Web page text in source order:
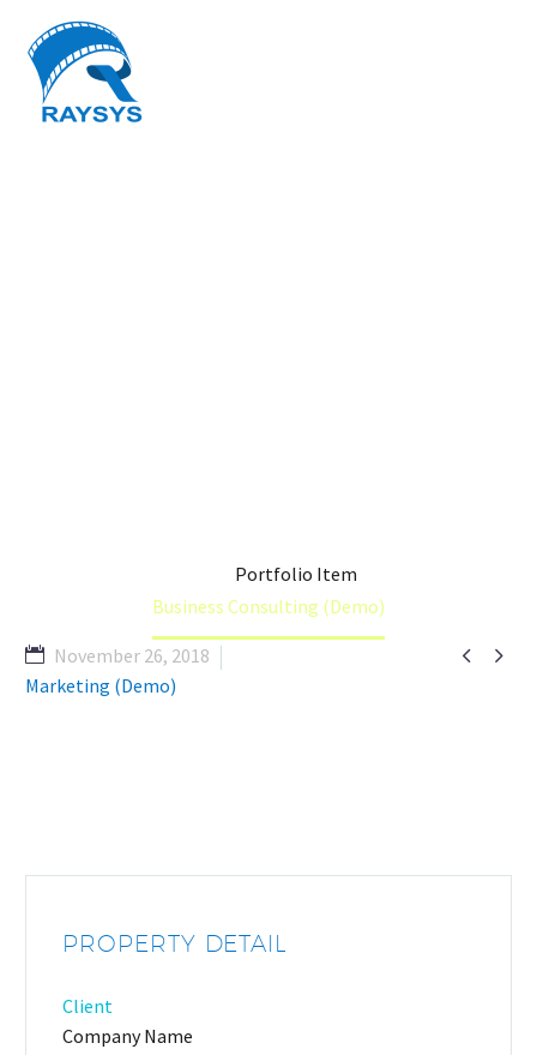
Portfolio Item
Business Consulting (Demo)
 
November 26, 2018
Marketing (Demo)
PROPERTY DETAIL
Client
Company Name